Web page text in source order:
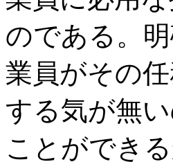
のである。
業員がその
する気が無
ことができ